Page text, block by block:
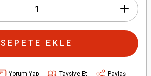
SEPETE EKLE
Yorum Yap Tavsiye Et
Paylaş